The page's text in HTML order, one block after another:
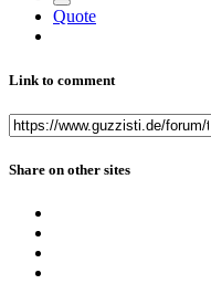
Quote
Link to comment
Share on other sites